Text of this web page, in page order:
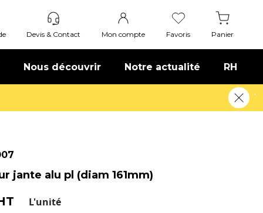
Devis & Contact Mon compte Favoris Panier
Nous découvrir Notre actualité RH
jante alu pl (diam 161mm)
L'unité